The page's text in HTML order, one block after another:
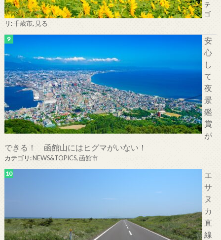
テ
ゴ
リ:千歳市, 見る
安
心
し
て
夜
景
鑑
賞
が
できる！ 函館山にはヒグマがいない！
カテゴリ:NEWS&TOPICS,函館市
エ
サ
ヌ
カ
直
線